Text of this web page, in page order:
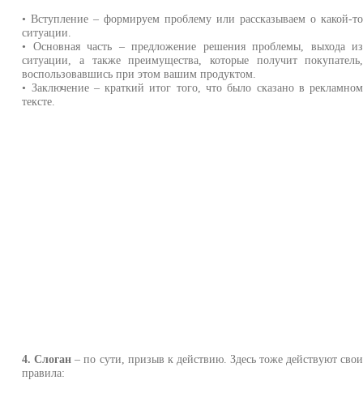
• Вступление – формируем проблему или рассказываем о какой-то
ситуации.
• Основная часть – предложение решения проблемы, выхода из
ситуации, а также преимущества, которые получит покупатель,
воспользовавшись при этом вашим продуктом.
• Заключение – краткий итог того, что было сказано в рекламном
тексте.
4. Слоган – по сути, призыв к действию. Здесь тоже действуют свои
правила: